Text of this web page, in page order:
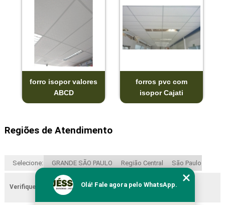
forro isopor valores
ABCD
forros pvc com
isopor Cajati
Regiões de Atendimento
Selecione: GRANDE SÃO PAULO Região Central São Paulo
Verifique as regiões que atendemosOlá! Fale agora pelo WhatsApp.